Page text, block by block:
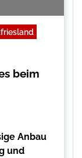
beim
Anbau
und